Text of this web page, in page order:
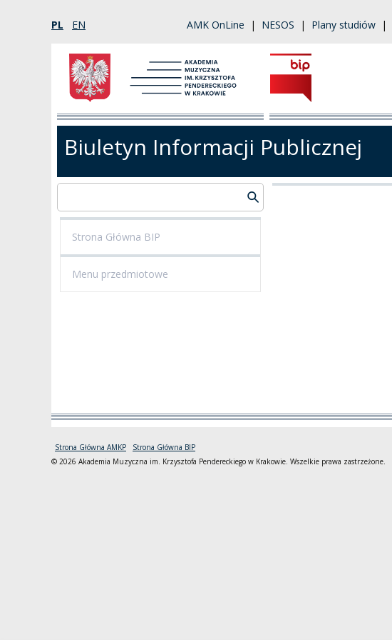
PL EN AMK OnLine | NESOS | Plany studiów |
Biuletyn Informacji Publicznej
Strona Główna BIP
Menu przedmiotowe
Strona Główna AMKP
Strona Główna BIP
© 2026 Akademia Muzyczna im. Krzysztofa Pendereckiego w Krakowie. Wszelkie prawa zastrzeżone.